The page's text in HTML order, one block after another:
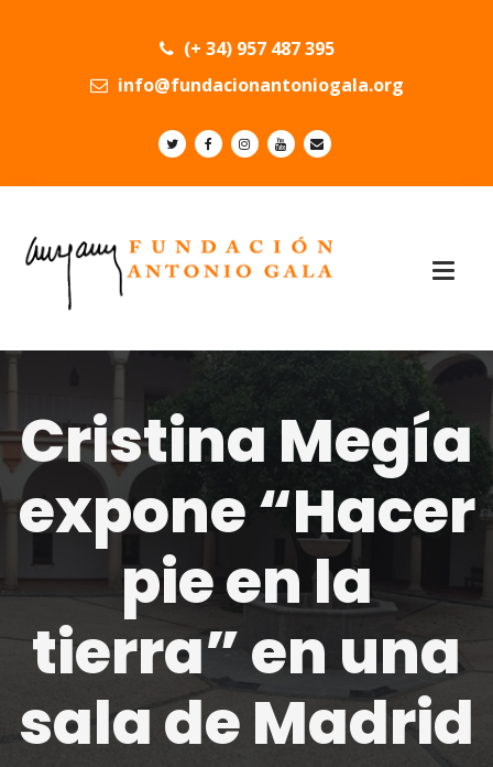
(+ 34) 957 487 395
info@fundacionantoniogala.org
Cristina Megía
expone “Hacer
pie en la
tierra” en una
sala de Madrid